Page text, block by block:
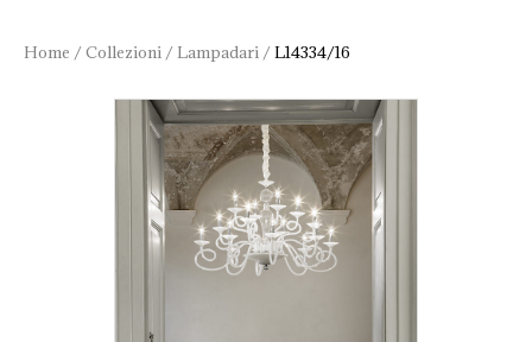
Home /Collezioni /Lampadari /L14334/16